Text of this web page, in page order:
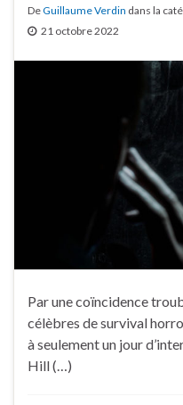
DeGuillaume Verdin dans la
21 octobre 2022
Par une coïncidence
célèbres de survival
à seulement un jour
Hill (…)